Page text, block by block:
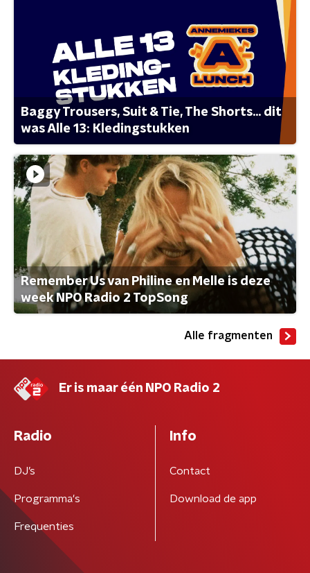
Baggy Trousers, Suit & Tie, The Shorts... dit
was Alle 13: Kledingstukken
Remember Us van Philine en Melle is deze
week NPO Radio 2 TopSong
Alle fragmenten
Er is maar één NPO Radio 2
Radio
DJ’s
Programma's
Frequenties
Info
Contact
Download de app